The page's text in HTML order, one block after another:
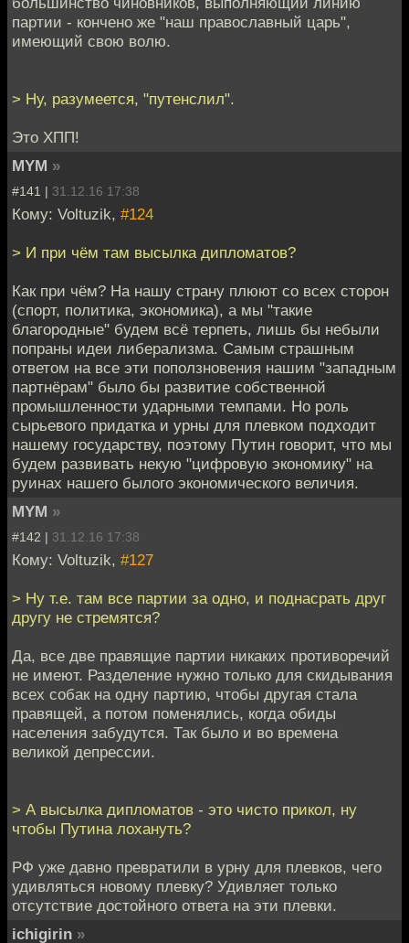
партии - кончено же "наш православный царь",
имеющий свою волю.
> Ну, разумеется, "путенслил".
Это ХПП!
MYM »
#141 | 31.12.16 17:38
Кому: Voltuzik, #124
> И при чём там высылка дипломатов?
Как при чём? На нашу страну плюют со всех сторон
(спорт, политика, экономика), а мы "такие
благородные" будем всё терпеть, лишь бы небыли
попраны идеи либерализма. Самым страшным
ответом на все эти поползновения нашим "западным
партнёрам" было бы развитие собственной
промышленности ударными темпами. Но роль
сырьевого придатка и урны для плевком подходит
нашему государству, поэтому Путин говорит, что мы
будем развивать некую "цифровую экономику" на
руинах нашего былого экономического величия.
MYM »
#142 | 31.12.16 17:38
Кому: Voltuzik, #127
> Ну т.е. там все партии за одно, и поднасрать друг
другу не стремятся?
Да, все две правящие партии никаких противоречий
не имеют. Разделение нужно только для скидывания
всех собак на одну партию, чтобы другая стала
правящей, а потом поменялись, когда обиды
населения забудутся. Так было и во времена
великой депрессии.
> А высылка дипломатов - это чисто прикол, ну
чтобы Путина лохануть?
РФ уже давно превратили в урну для плевков, чего
удивляться новому плевку? Удивляет только
отсутствие достойного ответа на эти плевки.
ichigirin »